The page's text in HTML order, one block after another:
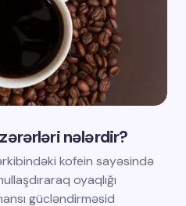
nələrdir?
kofein sayəsində
oyaqlığı
gücləndirməsid